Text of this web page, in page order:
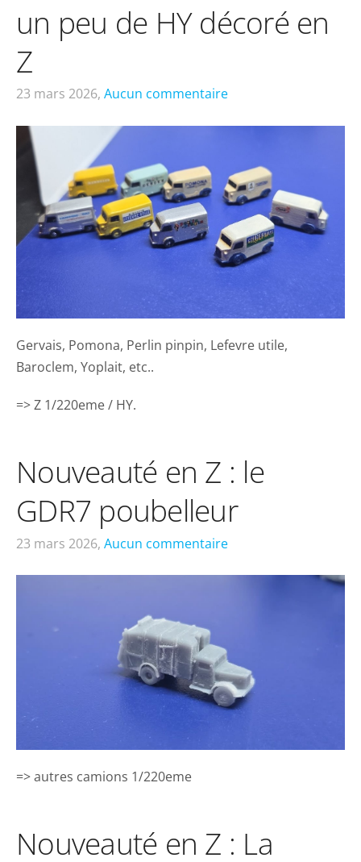
un peu de HY décoré en
Z
23 mars 2026, Aucun commentaire
Gervais, Pomona, Perlin pinpin, Lefevre utile,
Baroclem, Yoplait, etc..
=> Z 1/220eme / HY.
Nouveauté en Z : le
GDR7 poubelleur
23 mars 2026, Aucun commentaire
=> autres camions 1/220eme
Nouveauté en Z : La